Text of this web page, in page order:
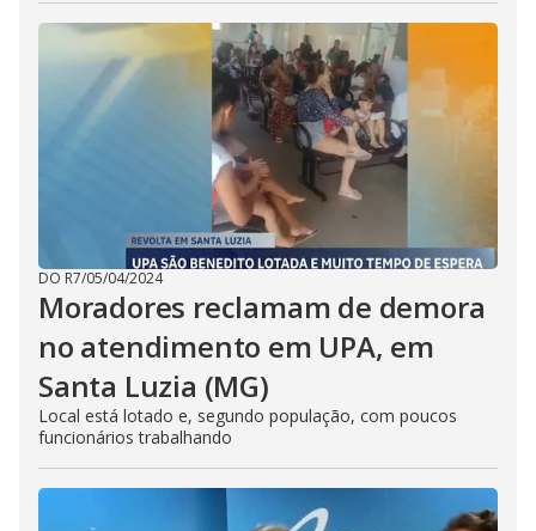
DO R7/05/04/2024
Moradores reclamam de demora
no atendimento em UPA, em
Santa Luzia (MG)
Local está lotado e, segundo população, com poucos
funcionários trabalhando